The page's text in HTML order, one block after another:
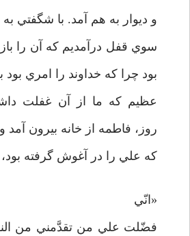
و ديوار به هم آمد. با شگفتي به
سوي قفل درآمديم که آن را
بود چرا که خداوند را امري
عظيم که ما از آن غفلت
روز، فاطمه از خانه بيرون آمد
که علي را در آغوش گرفته
«انّي
فضّلت علي من تقدَّمني من